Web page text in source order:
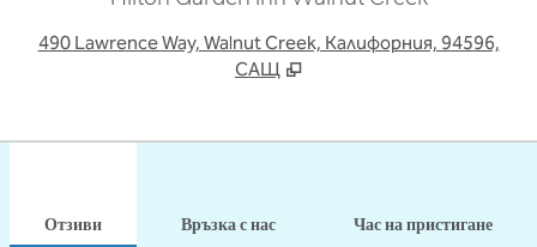
490 Lawrence Way, Walnut Creek, Калифорния, 94596,
САЩ
Отзиви Връзка с нас Час на пристигане